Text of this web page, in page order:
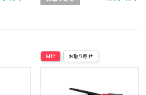
M12 お取り寄せ